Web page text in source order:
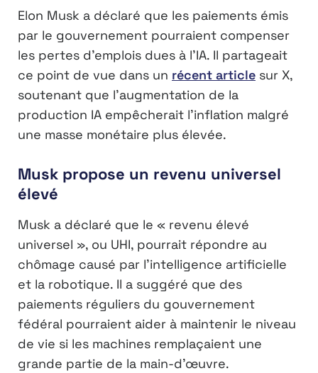
Elon Musk a déclaré que les paiements émis
par le gouvernement pourraient compenser
les pertes d’emplois dues à l’IA. Il partageait
ce point de vue dans un récent article sur X,
soutenant que l’augmentation de la
production IA empêcherait l’inflation malgré
une masse monétaire plus élevée.
Musk propose un revenu universel
élevé
Musk a déclaré que le « revenu élevé
universel », ou UHI, pourrait répondre au
chômage causé par l’intelligence artificielle
et la robotique. Il a suggéré que des
paiements réguliers du gouvernement
fédéral pourraient aider à maintenir le niveau
de vie si les machines remplaçaient une
grande partie de la main-d’œuvre.